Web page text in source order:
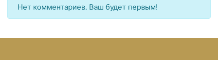
Нет комментариев. Ваш будет первым!